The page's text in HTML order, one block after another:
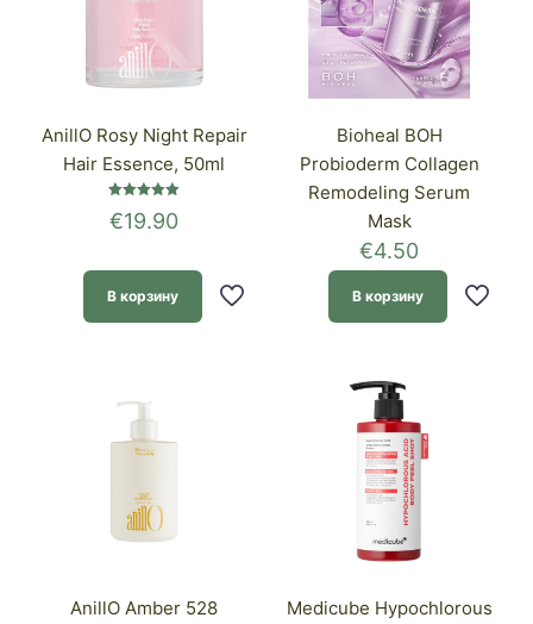
AnillO Rosy Night Repair
Hair Essence, 50ml
5.00
€19.90
В корзину
Bioheal BOH
Probioderm Collagen
Remodeling Serum
Mask
€4.50
В корзину
AnillO Amber 528
Medicube Hypochlorous